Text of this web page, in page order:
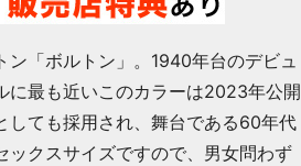
「ボルトン」。1940年台のデビュ
に最も近いこのカラーは2023年公開
しても採用され、舞台である60年代
クスサイズですので、男女問わず